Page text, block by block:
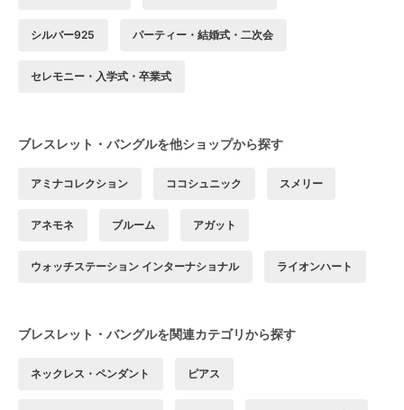
シルバー925 パーティー・結婚式・二次会
セレモニー・入学式・卒業式
ブレスレット・バングルを他ショップから探す
アミナコレクション ココシュニック スメリー
アネモネ ブルーム アガット
ウォッチステーション インターナショナル ライオンハート
ブレスレット・バングルを関連カテゴリから探す
ネックレス・ペンダント ピアス